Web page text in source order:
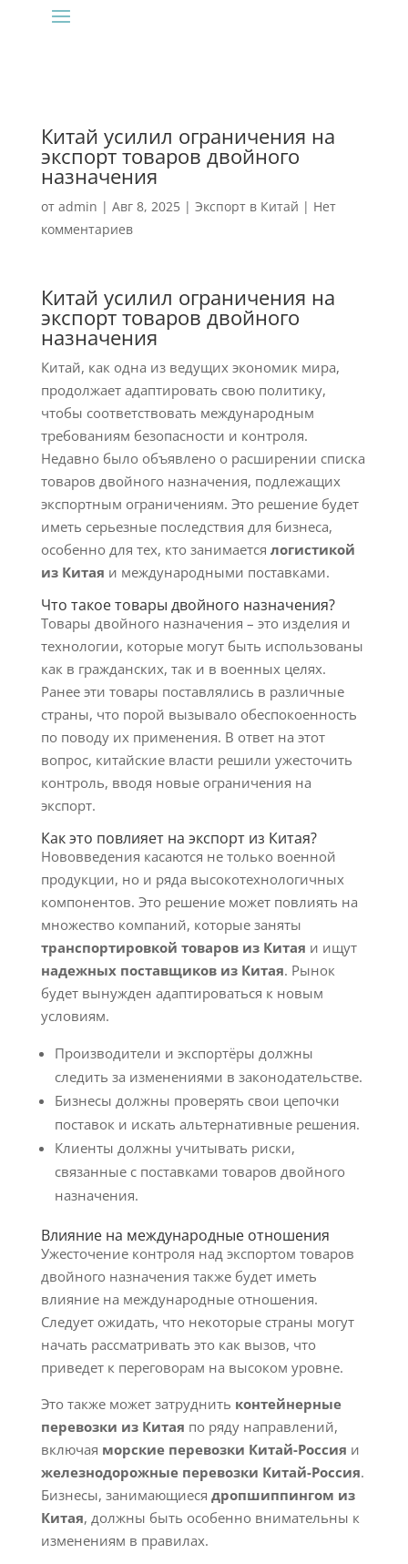
Китай усилил ограничения на
экспорт товаров двойного
назначения
от admin | Авг 8, 2025| Экспорт в Китай | Нет
комментариев
Китай усилил ограничения на
экспорт товаров двойного
назначения
Китай, как одна из ведущих экономик мира,
продолжает адаптировать свою политику,
чтобы соответствовать международным
требованиям безопасности и контроля.
Недавно было объявлено о расширении списка
товаров двойного назначения, подлежащих
экспортным ограничениям. Это решение будет
иметь серьезные последствия для бизнеса,
особенно для тех, кто занимается логистикой
из Китая и международными поставками.
Что такое товары двойного назначения?
Товары двойного назначения – это изделия и
технологии, которые могут быть использованы
как в гражданских, так и в военных целях.
Ранее эти товары поставлялись в различные
страны, что порой вызывало обеспокоенность
по поводу их применения. В ответ на этот
вопрос, китайские власти решили ужесточить
контроль, вводя новые ограничения на
экспорт.
Как это повлияет на экспорт из Китая?
Нововведения касаются не только военной
продукции, но и ряда высокотехнологичных
компонентов. Это решение может повлиять на
множество компаний, которые заняты
транспортировкой товаров из Китая и ищут
надежных поставщиков из Китая. Рынок
будет вынужден адаптироваться к новым
условиям.
Производители и экспортёры должны
следить за изменениями в законодательстве.
Бизнесы должны проверять свои цепочки
поставок и искать альтернативные решения.
Клиенты должны учитывать риски,
связанные с поставками товаров двойного
назначения.
Влияние на международные отношения
Ужесточение контроля над экспортом товаров
двойного назначения также будет иметь
влияние на международные отношения.
Следует ожидать, что некоторые страны могут
начать рассматривать это как вызов, что
приведет к переговорам на высоком уровне.
Это также может затруднить контейнерные
перевозки из Китая по ряду направлений,
включая морские перевозки Китай-Россия и
железнодорожные перевозки Китай-Россия.
Бизнесы, занимающиеся дропшиппингом из
Китая, должны быть особенно внимательны к
изменениям в правилах.